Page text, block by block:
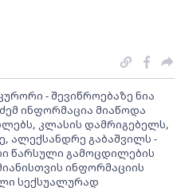
- შევიწროებაზე ნია
ინფორმაცია მიაწოდა
კლასის დამრიგებელს,
ალექსანდრე გაბაშვილს -
წარსული გამოცდილების
ინფორმაციის
სექსუალურად